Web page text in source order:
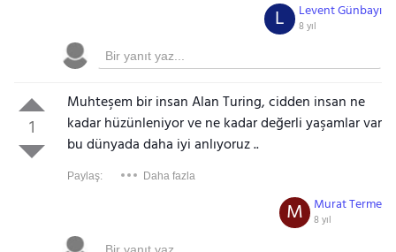
Levent Günbayı
8 yıl
L
1
Muhteşem bir insan Alan Turing, cidden insan ne
kadar hüzünleniyor ve ne kadar değerli yaşamlar var
bu dünyada daha iyi anlıyoruz ..
Paylaş: Daha fazla
Murat Terme
8 yıl
M